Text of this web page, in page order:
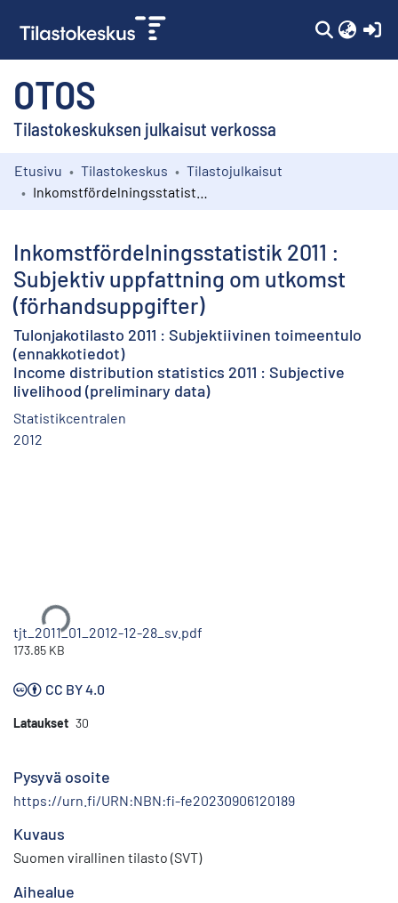
OTOS
Tilastokeskuksen julkaisut verkossa
Kokoelmat
Etusivu Tilastokeskus
Tilastojulkaisut
Inkomstfördelningsstatistik 2011 :
Subjektiv uppfattning om utkomst
(förhandsuppgifter)
Tulonjakotilasto 2011 : Subjektiivinen toimeentulo
(ennakkotiedot)
Income distribution statistics 2011 : Subjective
livelihood (preliminary data)
Statistikcentralen
2012
tjt_2011_01_2012-12-28_sv.pdf
173.85 KB
CC BY 4.0
Lataukset 30
Pysyvä osoite
https://urn.fi/URN:NBN:fi-fe20230906120189
Kuvaus
Suomen virallinen tilasto (SVT)
Aihealue